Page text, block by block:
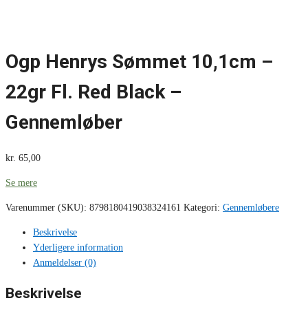
Ogp Henrys Sømmet 10,1cm –
22gr Fl. Red Black –
Gennemløber
kr. 65,00
Se mere
Varenummer (SKU): 8798180419038324161 Kategori: Gennemløbere
Beskrivelse
Yderligere information
Anmeldelser (0)
Beskrivelse